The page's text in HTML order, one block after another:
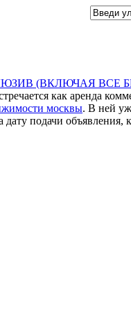
(ВКЛЮЧАЯ ВСЕ
как аренда
москвы. В ней
дату подачи